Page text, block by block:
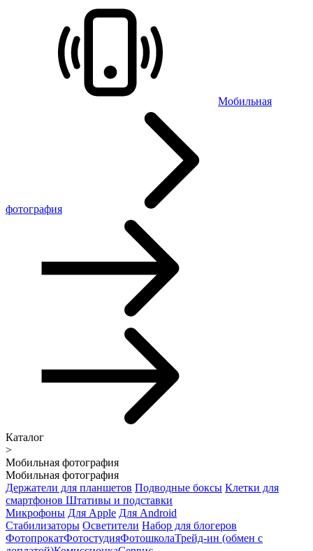
Мобильная
фотография
Каталог
>
Мобильная фотография
Мобильная фотография
Держатели для планшетов Подводные боксы Клетки для
смартфонов Штативы и подставки
Микрофоны Для Apple Для Android
Стабилизаторы Осветители Набор для блогеров
ФотопрокатФотостудияФотошколаТрейд-ин (обмен с